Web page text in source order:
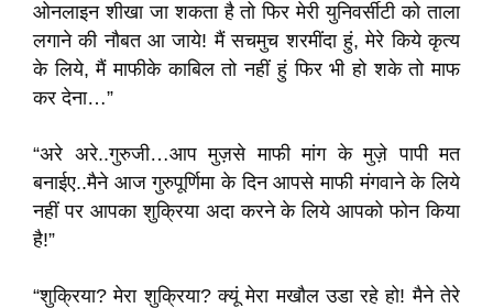
ओनलाइन शीखा जा शकता है तो फिर मेरी युनिवर्सीटी को ताला
लगाने की नौबत आ जाये! मैं सचमुच शरमींदा हुं, मेरे किये कृत्य
के लिये, मैं माफीके काबिल तो नहीं हुं फिर भी हो शके तो माफ
कर देना…”
“अरे अरे..गुरुजी…आप मुज़से माफी मांग के मुज़े पापी मत
बनाईए..मैने आज गुरुपूर्णिमा के दिन आपसे माफी मंगवाने के लिये
नहीं पर आपका शुक्रिया अदा करने के लिये आपको फोन किया
है!”
“शुक्रिया? मेरा शुक्रिया? क्यूं मेरा मखौल उडा रहे हो! मैने तेरे